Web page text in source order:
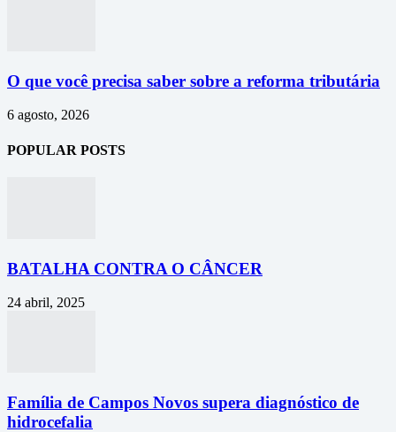
O que você precisa saber sobre a reforma tributária
6 agosto, 2026
POPULAR POSTS
BATALHA CONTRA O CÂNCER
24 abril, 2025
Família de Campos Novos supera diagnóstico de
hidrocefalia